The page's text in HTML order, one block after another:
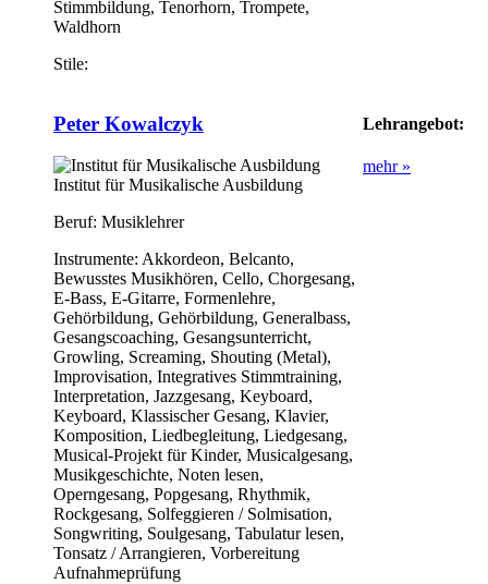
Stimmbildung, Tenorhorn, Trompete,
Waldhorn
Stile:
Peter Kowalczyk
Institut für Musikalische Ausbildung
Beruf: Musiklehrer
Instrumente: Akkordeon, Belcanto,
Bewusstes Musikhören, Cello, Chorgesang,
E-Bass, E-Gitarre, Formenlehre,
Gehörbildung, Gehörbildung, Generalbass,
Gesangscoaching, Gesangsunterricht,
Growling, Screaming, Shouting (Metal),
Improvisation, Integratives Stimmtraining,
Interpretation, Jazzgesang, Keyboard,
Keyboard, Klassischer Gesang, Klavier,
Komposition, Liedbegleitung, Liedgesang,
Musical-Projekt für Kinder, Musicalgesang,
Musikgeschichte, Noten lesen,
Operngesang, Popgesang, Rhythmik,
Rockgesang, Solfeggieren / Solmisation,
Songwriting, Soulgesang, Tabulatur lesen,
Tonsatz / Arrangieren, Vorbereitung
Aufnahmeprüfung
Lehrangebot:
mehr »